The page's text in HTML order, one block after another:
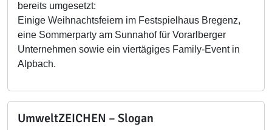
bereits umgesetzt:
Einige Weihnachtsfeiern im Festspielhaus Bregenz,
eine Sommerparty am Sunnahof für Vorarlberger
Unternehmen sowie ein viertägiges Family-Event in
Alpbach.
UmweltZEICHEN – Slogan